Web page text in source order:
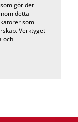
gör det
detta
som
Verktyget
och